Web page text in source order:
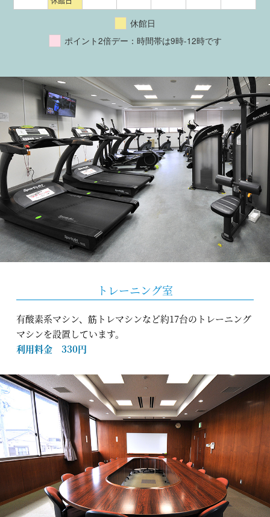
休館日
ポイント2倍デー：時間帯は9時-12時です
トレーニング室
有酸素系マシン、筋トレマシンなど約17台のトレーニング
マシンを設置しています。
利用料金 330円